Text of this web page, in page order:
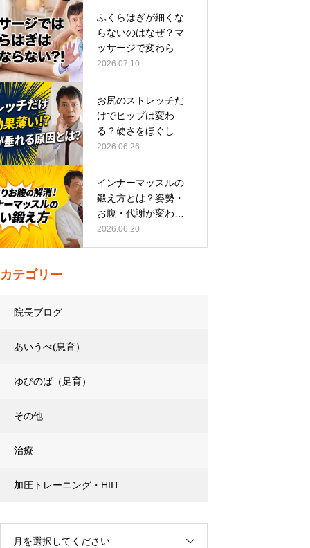
ふくらはぎが細くな
らないのはなぜ？マ
ッサージで変わらな
い根本原因
2026.07.10
お尻のストレッチだ
けでヒップは変わ
る？硬さをほぐして
整える正しい方…
2026.06.26
インナーマッスルの
鍛え方とは？姿勢・
お腹・代謝が変わる
トレーニング…
2026.06.20
カテゴリー
院長ブログ
あいうべ(息育）
ゆびのば（足育）
その他
治療
加圧トレーニング・HIIT
月を選択してください